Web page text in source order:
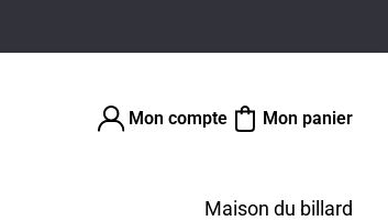
Mon compte Mon panier
Maison du billard